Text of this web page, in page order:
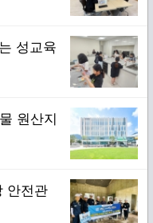
성교육
원산지
안전관